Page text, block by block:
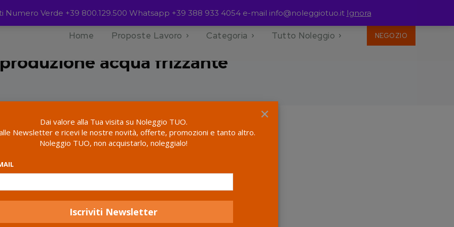
Home Proposte Lavoro Categoria Tutto Noleggio NEGOZIO
produzione acqua frizzante
all 2 results
Numero Verde +39 800.129.500 Whatsapp +39 388 933 4054 e-mail info@noleggiotuo.it Ignora
×
Dai valore alla Tua visita su Noleggio TUO.
Newsletter e ricevi le nostre novità, offerte, promozioni e tanto altro.
Noleggio TUO, non acquistarlo, noleggialo!